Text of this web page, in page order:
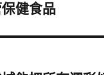
健食品